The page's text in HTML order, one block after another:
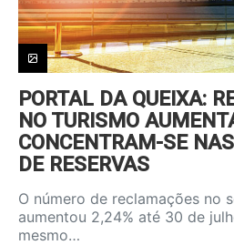
PORTAL DA QUEIXA:
NO TURISMO
CONCENTRAM-SE
DE RESERVAS
O número de reclamações no
aumentou 2,24% até 30 de
mesmo…